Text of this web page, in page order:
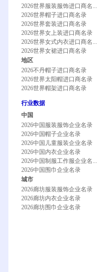
2026世界服装服饰进口商名...
2026世界帽子进口商名录
2026世界套装进口商名录
2026世界女上装进口商名录
2026世界女式内衣进口商名...
2026世界女裙进口商名录
地区
2026不丹帽子进口商名录
2026世界太阳帽进口商名录
2026世界帽架进口商名录
行业数据
中国
2026中国服装服饰企业名录
2026中国帽子企业名录
2026中国儿童服装企业名录
2026中国内衣企业名录
2026中国制服工作服企业名...
2026中国围巾企业名录
城市
2026廊坊服装服饰企业名录
2026廊坊内衣企业名录
2026廊坊围巾企业名录